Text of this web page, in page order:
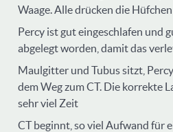
Waage. Alle drücken die Hüfchen
Percy ist gut eingeschlafen und
abgelegt worden, damit das
Maulgitter und Tubus sitzt,
dem Weg zum CT. Die korrekte
sehr viel Zeit
CT beginnt, so viel Aufwand für